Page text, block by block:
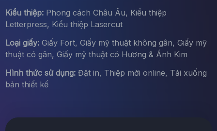
Kiểu thiệp:Phong cách Châu Âu, Kiểu thiệp
Letterpress, Kiểu thiệp Lasercut
Loại giấy:Giấy Fort, Giấy mỹ thuật không gân, Giấy mỹ
thuật có gân, Giấy mỹ thuật có Hương & Ánh Kim
Hình thức sử dụng:Đặt in, Thiệp mời online, Tải xuống
bản thiết kế